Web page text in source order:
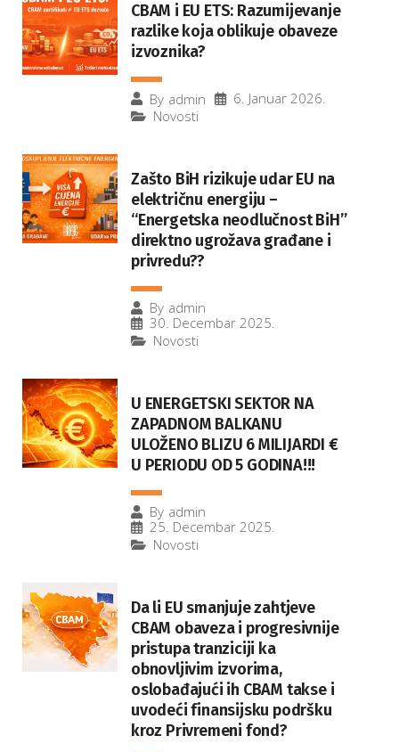
CBAM i EU ETS: Razumijevanje
razlike koja oblikuje obaveze
izvoznika?
By admin
6. Januar 2026.
Novosti
Zašto BiH rizikuje udar EU na
električnu energiju –
“Energetska neodlučnost BiH”
direktno ugrožava građane i
privredu??
By admin
30. Decembar 2025.
Novosti
U ENERGETSKI SEKTOR NA
ZAPADNOM BALKANU
ULOŽENO BLIZU 6 MILIJARDI €
U PERIODU OD 5 GODINA!!!
By admin
25. Decembar 2025.
Novosti
Da li EU smanjuje zahtjeve
CBAM obaveza i progresivnije
pristupa tranziciji ka
obnovljivim izvorima,
oslobađajući ih CBAM takse i
uvodeći finansijsku podršku
kroz Privremeni fond?